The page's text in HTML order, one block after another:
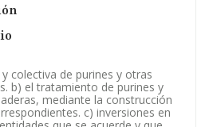
colectiva de purines y otras
b) el tratamiento de purines y
mediante la construcción
c) inversiones en